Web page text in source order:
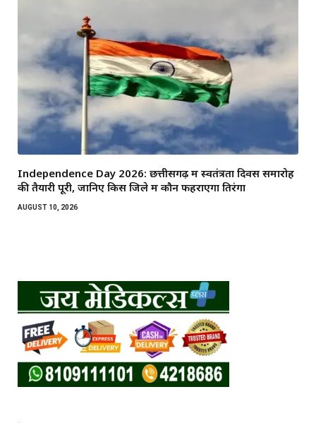
Independence Day 2026: छत्तीसगढ़ में स्वतंत्रता दिवस समारोह
की तैयारी पूरी, जानिए किस जिले में कौन फहराएगा तिरंगा
AUGUST 10, 2026